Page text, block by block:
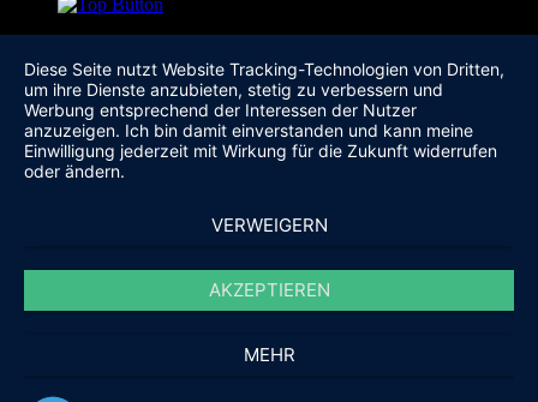
Diese Seite nutzt Website Tracking-Technologien von Dritten,
um ihre Dienste anzubieten, stetig zu verbessern und
Werbung entsprechend der Interessen der Nutzer
anzuzeigen. Ich bin damit einverstanden und kann meine
Einwilligung jederzeit mit Wirkung für die Zukunft widerrufen
oder ändern.
VERWEIGERN
AKZEPTIEREN
MEHR